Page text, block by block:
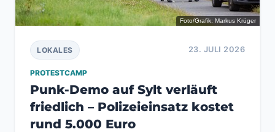
Foto/Grafik: Markus Krüger
23. JULI 2026
LOKALES
PROTESTCAMP
Punk-Demo auf Sylt verläuft
friedlich – Polizeieinsatz kostet
rund 5.000 Euro